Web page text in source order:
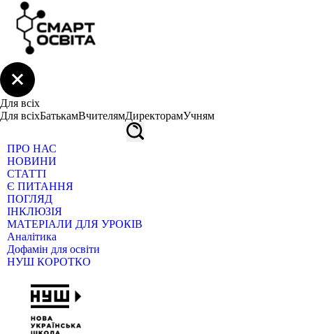
Для всіх
Для всіхБатькамВчителямДиректорамУчням
ПРО НАС
НОВИНИ
СТАТТІ
Є ПИТАННЯ
ПОГЛЯД
ІНКЛЮЗІЯ
МАТЕРІАЛИ ДЛЯ УРОКІВ
Аналітика
Дофамін для освіти
НУШ КОРОТКО